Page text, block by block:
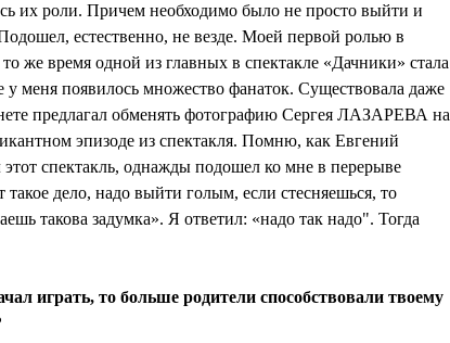
их роли. Причем необходимо было не просто выйти и
естественно, не везде. Моей первой ролью в
же время одной из главных в спектакле «Дачники» стала
меня появилось множество фанаток. Существовала даже
предлагал обменять фотографию Сергея ЛАЗАРЕВА на
эпизоде из спектакля. Помню, как Евгений
спектакль, однажды подошел ко мне в перерыве
дело, надо выйти голым, если стесняешься, то
такова задумка». Я ответил: «надо так надо". Тогда
играть, то больше родители способствовали твоему